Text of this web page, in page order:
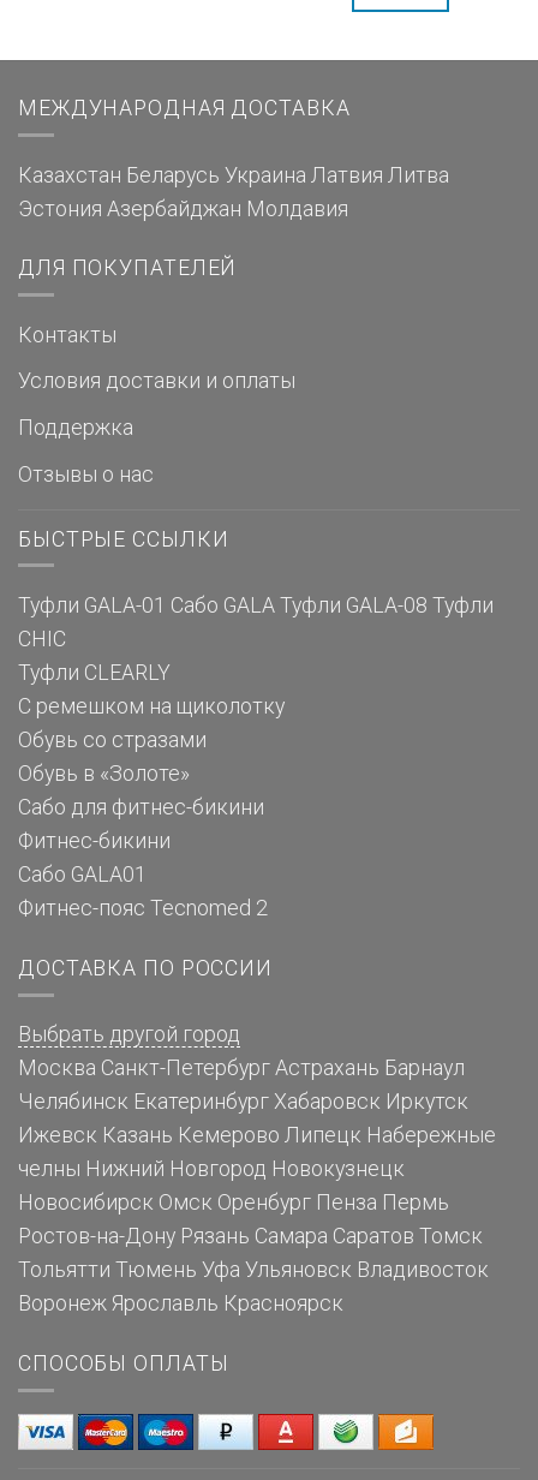
МЕЖДУНАРОДНАЯ ДОСТАВКА
Казахстан Беларусь Украина Латвия Литва
Эстония Азербайджан Молдавия
ДЛЯ ПОКУПАТЕЛЕЙ
Контакты
Условия доставки и оплаты
Поддержка
Отзывы о нас
БЫСТРЫЕ ССЫЛКИ
Туфли GALA-01 Сабо GALA Туфли GALA-08 Туфли
CHIC
Туфли CLEARLY
С ремешком на щиколотку
Обувь со стразами
Обувь в «Золоте»
Сабо для фитнес-бикини
Фитнес-бикини
Сабо GALA01
Фитнес-пояс Tecnomed 2
ДОСТАВКА ПО РОССИИ
Выбрать другой город
Москва Санкт-Петербург Астрахань Барнаул
Челябинск Екатеринбург Хабаровск Иркутск
Ижевск Казань Кемерово Липецк Набережные
челны Нижний Новгород Новокузнецк
Новосибирск Омск Оренбург Пенза Пермь
Ростов-на-Дону Рязань Самара Саратов Томск
Тольятти Тюмень Уфа Ульяновск Владивосток
Воронеж Ярославль Красноярск
СПОСОБЫ ОПЛАТЫ